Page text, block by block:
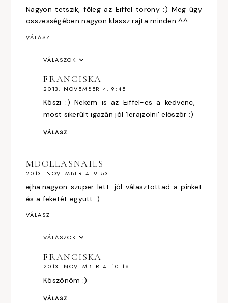
Nagyon tetszik, főleg az Eiffel torony :) Meg úgy
összességében nagyon klassz rajta minden ^^
VÁLASZ
VÁLASZOK
FRANCISKA
2013. NOVEMBER 4. 9:45
Köszi :) Nekem is az Eiffel-es a kedvenc,
most sikerült igazán jól 'lerajzolni' először :)
VÁLASZ
MDOLLASNAILS
2013. NOVEMBER 4. 9:53
ejha.nagyon szuper lett. jól választottad a pinket
és a feketét együtt :)
VÁLASZ
VÁLASZOK
FRANCISKA
2013. NOVEMBER 4. 10:18
Köszönöm :)
VÁLASZ